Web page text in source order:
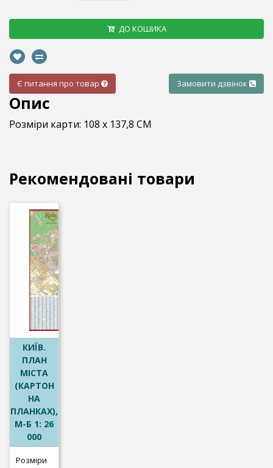
ДО КОШИКА
Є питання про товар Замовити дзвінок
Опис
Розміри карти: 108 х 137,8 СМ
Рекомендовані товари
КИЇВ.
ПЛАН
МІСТА
(КАРТОН
НА
ПЛАНКАХ),
М-Б 1: 26
000
Розміри